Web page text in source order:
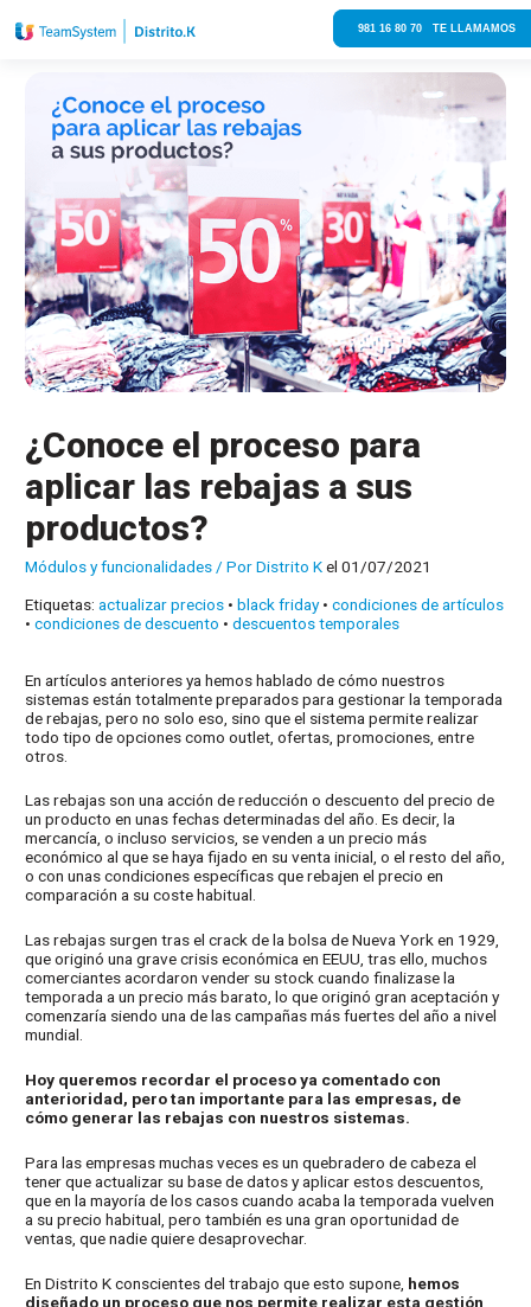
981 16 80 70 TE LLAMAMOS
¿Conoce el proceso para
aplicar las rebajas a sus
productos?
Módulos y funcionalidades / PorDistrito Kel 01/07/2021
Etiquetas:actualizar precios •black friday•condiciones de artículos
•condiciones de descuento •descuentos temporales
En artículos anteriores ya hemos hablado de cómo nuestros
sistemas están totalmente preparados para gestionar la temporada
de rebajas, pero no solo eso, sino que el sistema permite realizar
todo tipo de opciones como outlet, ofertas, promociones, entre
otros.
Las rebajas son una acción de reducción o descuento del precio de
un producto en unas fechas determinadas del año. Es decir, la
mercancía, o incluso servicios, se venden a un precio más
económico al que se haya fijado en su venta inicial, o el resto del año,
o con unas condiciones específicas que rebajen el precio en
comparación a su coste habitual.
Las rebajas surgen tras el crack de la bolsa de Nueva York en 1929,
que originó una grave crisis económica en EEUU, tras ello, muchos
comerciantes acordaron vender su stock cuando finalizase la
temporada a un precio más barato, lo que originó gran aceptación y
comenzaría siendo una de las campañas más fuertes del año a nivel
mundial.
Hoy queremos recordar el proceso ya comentado con
anterioridad, pero tan importante para las empresas, de
cómo generar las rebajas con nuestros sistemas.
Para las empresas muchas veces es un quebradero de cabeza el
tener que actualizar su base de datos y aplicar estos descuentos,
que en la mayoría de los casos cuando acaba la temporada vuelven
a su precio habitual, pero también es una gran oportunidad de
ventas, que nadie quiere desaprovechar.
En Distrito K conscientes del trabajo que esto supone, hemos
diseñado un proceso que nos permite realizar esta gestión